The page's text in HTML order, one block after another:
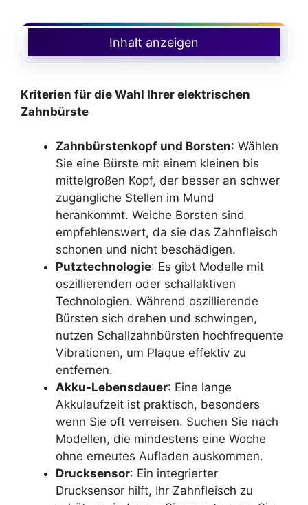
Inhalt anzeigen
Kriterien für die Wahl Ihrer elektrischen
Zahnbürste
Zahnbürstenkopf und Borsten: Wählen
Sie eine Bürste mit einem kleinen bis
mittelgroßen Kopf, der besser an schwer
zugängliche Stellen im Mund
herankommt. Weiche Borsten sind
empfehlenswert, da sie das Zahnfleisch
schonen und nicht beschädigen.
Putztechnologie: Es gibt Modelle mit
oszillierenden oder schallaktiven
Technologien. Während oszillierende
Bürsten sich drehen und schwingen,
nutzen Schallzahnbürsten hochfrequente
Vibrationen, um Plaque effektiv zu
entfernen.
Akku-Lebensdauer: Eine lange
Akkulaufzeit ist praktisch, besonders
wenn Sie oft verreisen. Suchen Sie nach
Modellen, die mindestens eine Woche
ohne erneutes Aufladen auskommen.
Drucksensor: Ein integrierter
Drucksensor hilft, Ihr Zahnfleisch zu